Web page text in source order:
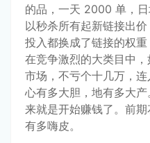
的品，一天 2000 单，
以秒杀所有起新链接出
投入都换成了链接的权重
在竞争激烈的大类目中
市场，不亏个十几万，
心有多大胆，地有多大
来就是开始赚钱了。前
有多嗨皮。